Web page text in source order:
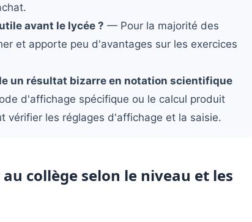
avant le lycée ? — Pour la majorité des
et apporte peu d'avantages sur les exercices
un résultat bizarre en notation scientifique
d'affichage spécifique ou le calcul produit
vérifier les réglages d'affichage et la saisie.
collège selon le niveau et les